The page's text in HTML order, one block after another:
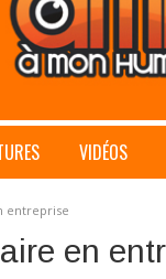
VIDÉOS
entreprise
en